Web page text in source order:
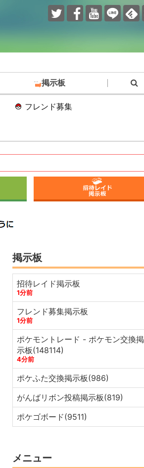
掲示板
フレンド募集
掲示板
招待レイド掲示板
1分前
フレンド募集掲示板
1分前
ポケモントレード - ポケモン交換掲
示板(148114)
4分前
ポケふた交換掲示板(986)
がんばリボン投稿掲示板(819)
ポケゴボード(9511)
メニュー